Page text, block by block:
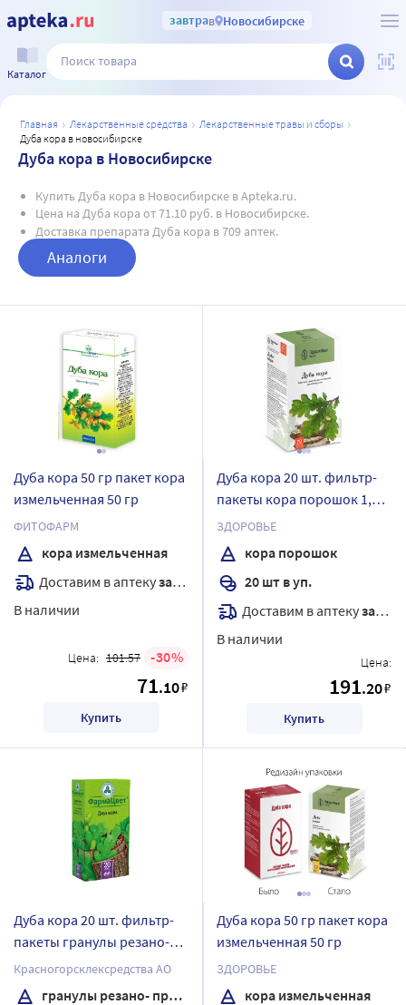
завтрав Новосибирске
Каталог
главная лекарственные средства
лекарственные травы и сборы
дуба кора в новосибирске
Дуба кора в Новосибирске
Купить Дуба кора в Новосибирске в Apteka.ru.
Цена на Дуба кора от 71.10 руб. в Новосибирске.
Доставка препарата Дуба кора в 709 аптек.
Аналоги
Дуба кора 50 гр пакет кора
измельченная 50 гр
ФИТОФАРМ
кора измельченная
Доставим в аптекузавтра
В наличии
Цена: 101.57 30
71.10₽
Купить
Дуба кора 20 шт. фильтр-
пакеты кора порошок 1,5
гр
ЗДОРОВЬЕ
кора порошок
20 шт в уп.
Доставим в аптекузавтра
В наличии
Цена:
191.20₽
Купить
Дуба кора 20 шт. фильтр-
пакеты гранулы резано-
прессованные вес фильтр-
пакета (гр) 1,5
Красногорсклексредства АО
гранулы резано- прессованные
Дуба кора 50 гр пакет кора
измельченная 50 гр
ЗДОРОВЬЕ
кора измельченная